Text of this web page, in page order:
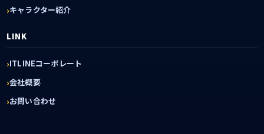
キャラクター紹介
LINK
ITLINEコーポレート
会社概要
お問い合わせ